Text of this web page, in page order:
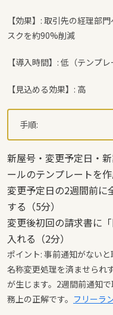
【効果】: 取引先の経理部
スクを約90%削減
【導入時間】: 低（テンプ
【見込める効果】: 高
手順:
新屋号・変更予定日・
ールのテンプレートを作
変更予定日の2週間前に
する（5分）
変更後初回の請求書に
入れる（2分）
ポイント: 事前通知がない
名称変更処理を済ませられ
が生じます。2週間前通知
務上の正解です。 フリーラ